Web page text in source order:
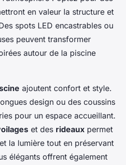
en valeur la structure et
spots LED encastrables ou
peuvent transformer
autour de la piscine
ajoutent confort et style.
design ou des coussins
pour un espace accueillant.
et des rideaux permet
la lumière tout en préservant
élégants offrent également